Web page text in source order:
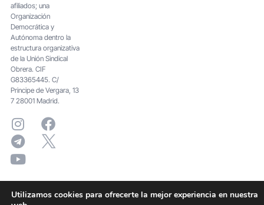
afiliados; una
Organización
Democrática y
Autónoma dentro la
estructura organizativa
de la Unión Sindical
Obrera. CIF
G83365445. C/
Principe de Vergara, 13
7 28001 Madrid.
Utilizamos cookies para ofrecerte la mejor experiencia en nuestra